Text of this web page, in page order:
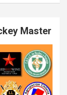
Master